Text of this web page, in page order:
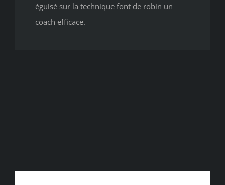
éguisé sur la technique font de robin un
coach efficace.